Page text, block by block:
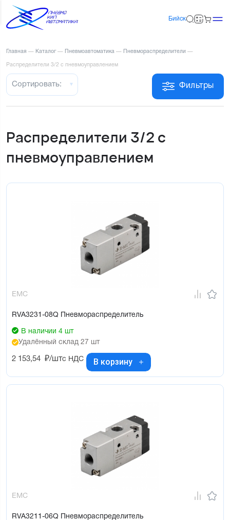
Бийск
Главная — Каталог — Пневмоавтоматика — Пневмораспределители —
Распределители 3/2 с пневмоуправлением
Фильтры
Сортировать:
Распределители 3/2 с
пневмоуправлением
EMC
RVA3231-08Q Пневмораспределитель
В наличии 4 шт
Удалённый склад 27 шт
2 153,54 ₽/штс НДС В корзину
EMC
RVA3211-06Q Пневмораспределитель